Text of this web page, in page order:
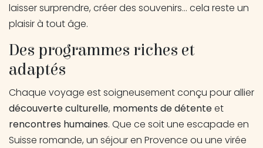
laisser surprendre, créer des souvenirs… cela reste un
plaisir à tout âge.
Des programmes riches et
adaptés
Chaque voyage est soigneusement conçu pour allier
découverte culturelle, moments de détenteet
rencontres humaines. Que ce soit une escapade en
Suisse romande, un séjour en Provence ou une virée